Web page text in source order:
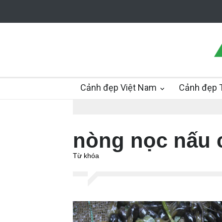
Cảnh đẹp Việt Nam Cảnh đẹp
nòng nọc nấu
Từ khóa